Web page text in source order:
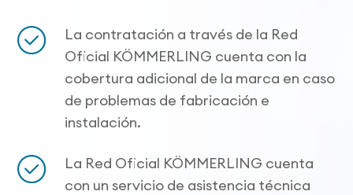
La contratación a través de la Red
Oficial KÖMMERLING cuenta con la
cobertura adicional de la marca en caso
de problemas de fabricación e
instalación.
La Red Oficial KÖMMERLING cuenta
con un servicio de asistencia técnica